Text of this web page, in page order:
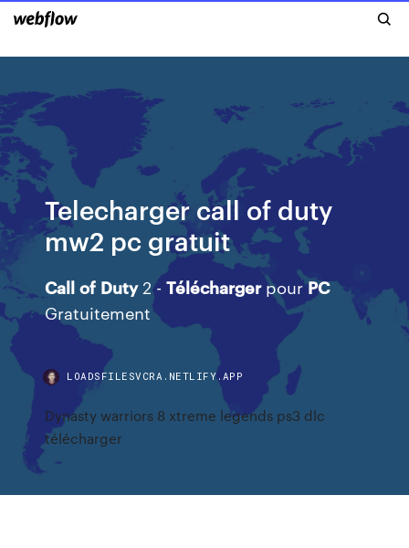
Telecharger call of duty
mw2 pc gratuit
Call of Duty2 -TéléchargerpourPC
Gratuitement
LOADSFILESVCRA.NETLIFY.APP
Dynasty warriors 8 xtreme legends ps3 dlc
télécharger